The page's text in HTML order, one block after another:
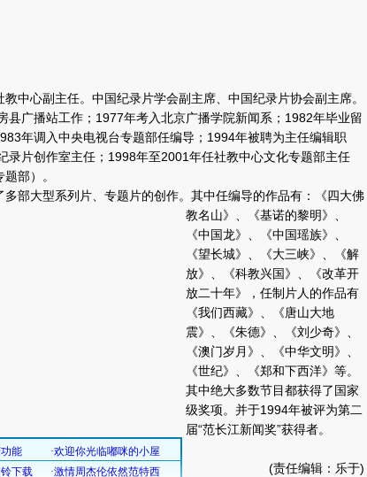
心副主任。中国纪录片学会副主席、中国纪录片协会副主席。
广播站工作；1977年考入北京广播学院新闻系；1982年毕业留
年调入中央电视台专题部任编导；1994年被聘为主任编辑职
录片创作室主任；1998年至2001年任社教中心文化专题部主任
部）。
大型系列片、专题片的创作。 其中任编导的作品有：《四大佛
教名山》、《基诺的黎明》、
《中国龙》、《中国瑶族》、
《望长城》、《大三峡》、《解
放》、《科教兴国》、《改革开
放二十年》，任制片人的作品有
《我们西藏》、《唐山大地
震》、《朱德》、《刘少奇》、
《澳门岁月》、《中华文明》、
《世纪》、《郑和下西洋》等。
其中绝大多数节目都获得了国家
级奖项。并于1994年被评为第二
届“范长江新闻奖”获得者。
(责任编辑：乐于)